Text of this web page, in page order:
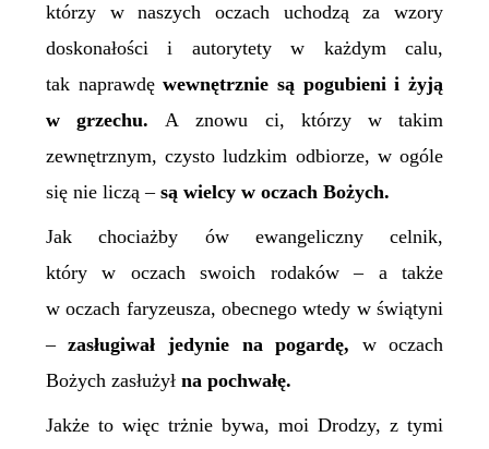
którzy w naszych oczach uchodzą za wzory
doskonałości i autorytety w każdym calu,
tak naprawdęwewnętrznie są pogubieni i żyją
w grzechu.A znowu ci, którzy w takim
zewnętrznym, czysto ludzkim odbiorze, w ogóle
się nie liczą – są wielcy w oczach Bożych.
Jak chociażby ów ewangeliczny celnik,
który w oczach swoich rodaków – a także
w oczach faryzeusza, obecnego wtedy w świątyni
–zasługiwał jedynie na pogardę, w oczach
Bożych zasłużył na pochwałę.
Jakże to więc trżnie bywa, moi Drodzy, z tymi